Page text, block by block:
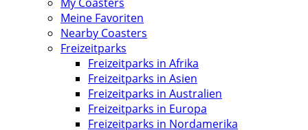
Meine Favoriten
Nearby Coasters
Freizeitparks
Freizeitparks in Afrika
Freizeitparks in Asien
Freizeitparks in Australien
Freizeitparks in Europa
Freizeitparks in Nordamerika